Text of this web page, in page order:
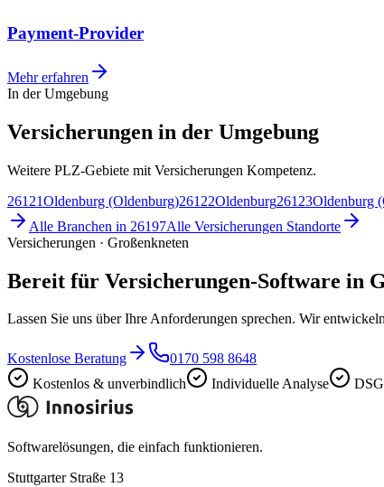
Payment-Provider
Mehr erfahren
In der Umgebung
Versicherungen in der Umgebung
Weitere PLZ-Gebiete mit Versicherungen Kompetenz.
26121Oldenburg (Oldenburg)26122Oldenburg26123Oldenburg
Alle Branchen in 26197Alle Versicherungen Standorte
Versicherungen · Großenkneten
Bereit für Versicherungen-Software in
Lassen Sie uns über Ihre Anforderungen sprechen. Wir
Kostenlose Beratung
0170 598 8648
Kostenlos & unverbindlich
Individuelle Analyse
Softwarelösungen, die einfach funktionieren.
Stuttgarter Straße 13